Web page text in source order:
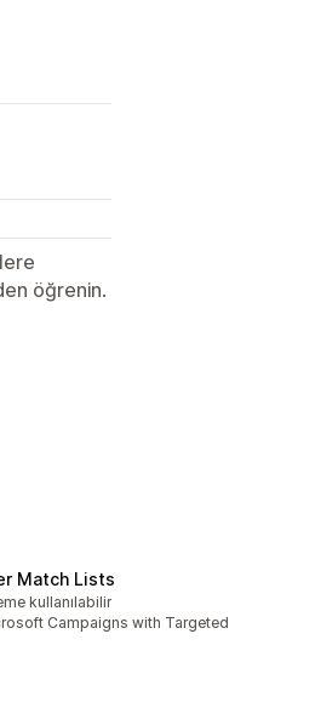
öğrenin.
Match Lists
kullanılabilir
Campaigns with Targeted